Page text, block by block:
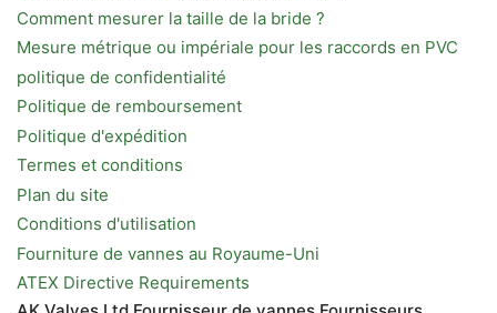
Comment mesurer la taille de la bride ?
Mesure métrique ou impériale pour les raccords en PVC
politique de confidentialité
Politique de remboursement
Politique d'expédition
Termes et conditions
Plan du site
Conditions d'utilisation
Fourniture de vannes au Royaume-Uni
ATEX Directive Requirements